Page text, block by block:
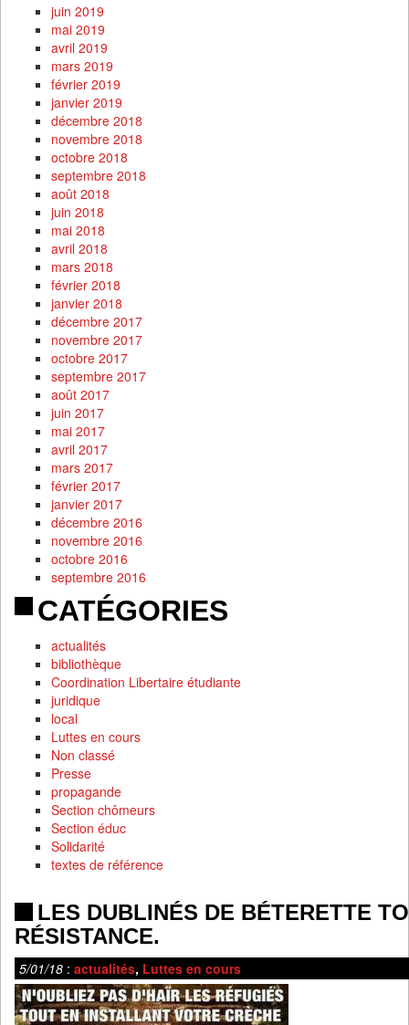
juin 2019
mai 2019
avril 2019
mars 2019
février 2019
janvier 2019
décembre 2018
novembre 2018
octobre 2018
septembre 2018
août 2018
juin 2018
mai 2018
avril 2018
mars 2018
février 2018
janvier 2018
décembre 2017
novembre 2017
octobre 2017
septembre 2017
août 2017
juin 2017
mai 2017
avril 2017
mars 2017
février 2017
janvier 2017
décembre 2016
novembre 2016
octobre 2016
septembre 2016
CATÉGORIES
actualités
bibliothèque
Coordination Libertaire étudiante
juridique
local
Luttes en cours
Non classé
Presse
propagande
Section chômeurs
Section éduc
Solidarité
textes de référence
LES DUBLINÉS DE BÉTERETTE
RÉSISTANCE.
5/01/18 : actualités, Luttes en cours